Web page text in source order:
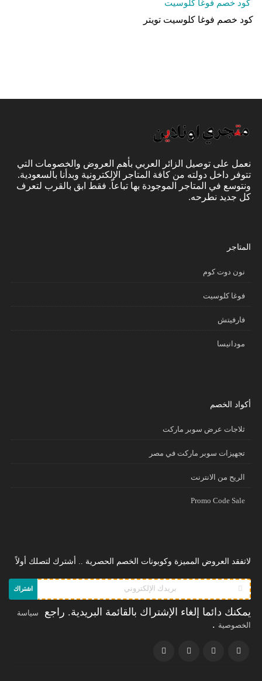
كود خصم فوغا كلوسيت
كود خصم فوغا كلوسيت تويتر
نعمل على توصيل الزائر العربي بأهم العروض والخصومات التي
تتوفر داخل دولته من كافة المتاجر الإلكترونية وبدأنا بالسعودية.
ونتوسع في المتاجر الموجودة بها تباعاً. فقط ابق بالقرب لتعرف
كل جديد نطرحه.
المتاجر
نون دوت كوم
فوغا كلوسيت
فارفيتش
مودانيسا
أكواد الخصم
ثلاجات عرض سوبر ماركت
تجهيزات سوبر ماركت في مصر
الريح من الانترنت
Promo Code Sale
لاتفقد العروض المميزة وكوبونات الخصم الحصرية .. أشترك لتصلك أولاً
اشتراك
يمكنك دائما إلغاء الإشتراك بالقائمة البريدية. راجع
سياسة
الخصوصية .